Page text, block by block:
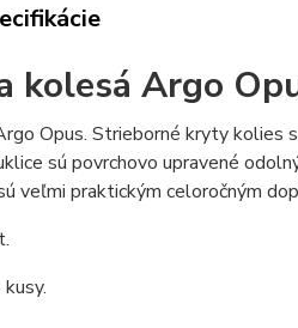
kolesá Argo
Opus. Strieborné kryty kolies
sú povrchovo upravené
veľmi praktickým celoročným